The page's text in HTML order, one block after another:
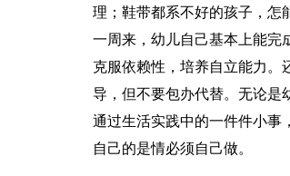
理；鞋带都系不好的孩子，怎
一周来，幼儿自己基本上能完
克服依赖性，培养自立能力。
导，但不要包办代替。无论是
通过生活实践中的一件件小事
自己的是情必须自己做。